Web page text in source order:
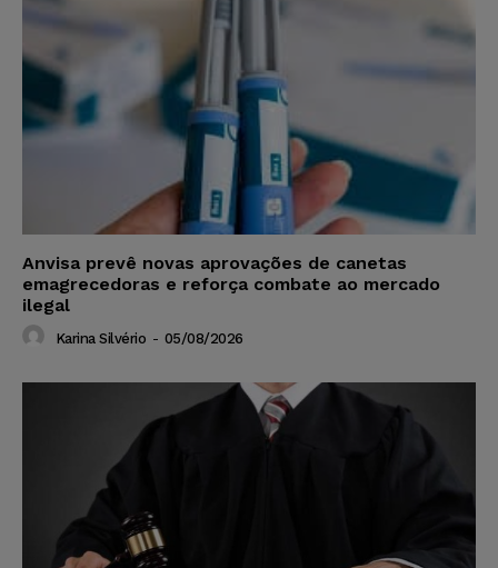
Anvisa prevê novas aprovações de canetas
emagrecedoras e reforça combate ao mercado
ilegal
Karina Silvério - 05/08/2026